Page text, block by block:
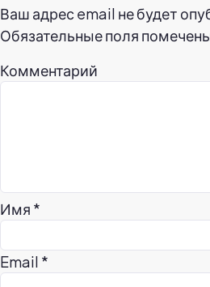
Ваш адрес email не будет
Обязательные поля
Комментарий
Имя *
Email *